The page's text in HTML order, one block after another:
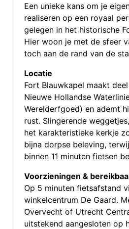
Een unieke kans om je
realiseren op een royaal
gelegen in het historische
Hier woon je met de sfeer
toch aan de rand van de
Locatie
Fort Blauwkapel maakt
Nieuwe Hollandse
Werelderfgoed) en ademt
rust. Slingerende
het karakteristieke kerkje
bijna dorpse beleving,
binnen 11 minuten fietsen
Voorzieningen &
Op 5 minuten fietsafstand
winkelcentrum De Gaard.
Overvecht of Utrecht
uitstekend aangesloten op